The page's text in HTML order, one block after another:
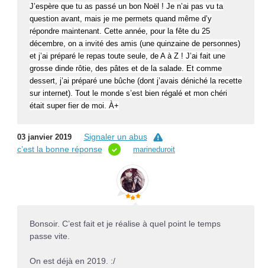
J’espère que tu as passé un bon Noël ! Je n’ai pas vu ta
question avant, mais je me permets quand même d’y
répondre maintenant. Cette année, pour la fête du 25
décembre, on a invité des amis (une quinzaine de personnes)
et j’ai préparé le repas toute seule, de A à Z ! J’ai fait une
grosse dinde rôtie, des pâtes et de la salade. Et comme
dessert, j’ai préparé une bûche (dont j’avais déniché la recette
sur internet). Tout le monde s’est bien régalé et mon chéri
était super fier de moi. À+
03 janvier 2019
Signaler un abus
c’est la bonne réponse
marineduroit
Bonsoir. C’est fait et je réalise à quel point le temps
passe vite.
On est déjà en 2019. :/